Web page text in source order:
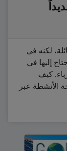
لكنه في
إليها في
كيف
الأنشطة عبر